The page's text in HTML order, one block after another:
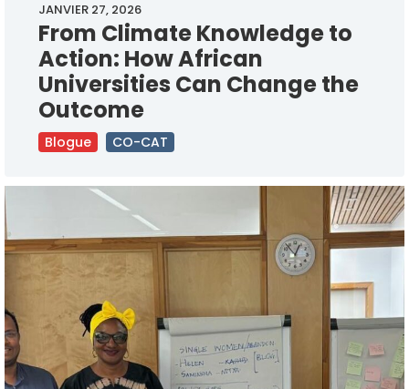
JANVIER 27, 2026
From Climate Knowledge to
Action: How African
Universities Can Change the
Outcome
Blogue CO-CAT